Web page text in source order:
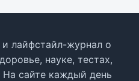
лайфстайл-журнал о
науке, тестах,
сайте каждый день